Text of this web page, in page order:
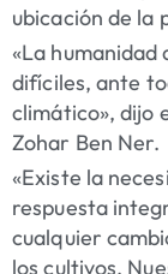
ubicación de la
«La
difíciles, ante
climático», dijo
Zohar Ben Ner.
«Existe la
respuesta
cualquier
los cultivos.